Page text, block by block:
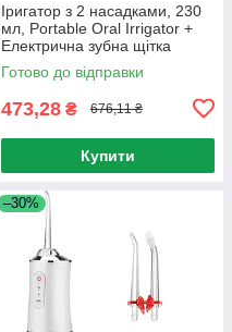
Іригатор з 2 насадками, 230
мл, Portable Oral Irrigator +
Електрична зубна щітка
Готово до відправки
473,28 ₴ 676,11 ₴
Купити
–30%